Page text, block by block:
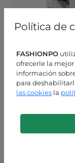
Política de
FASHIONPO
ofrecerle la
información
para
las cookies la